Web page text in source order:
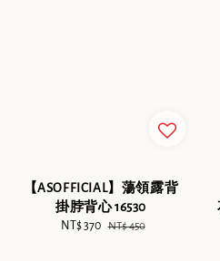
【ASOFFICIAL】蕩領露背
掛脖背心 16530
Sale
NT$ 370 Regular
NT$ 450